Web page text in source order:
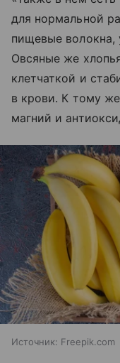
для нормальной
пищевые
Овсяные же
клетчаткой и
в крови. К тому
магний и
Источник: Freepik.com